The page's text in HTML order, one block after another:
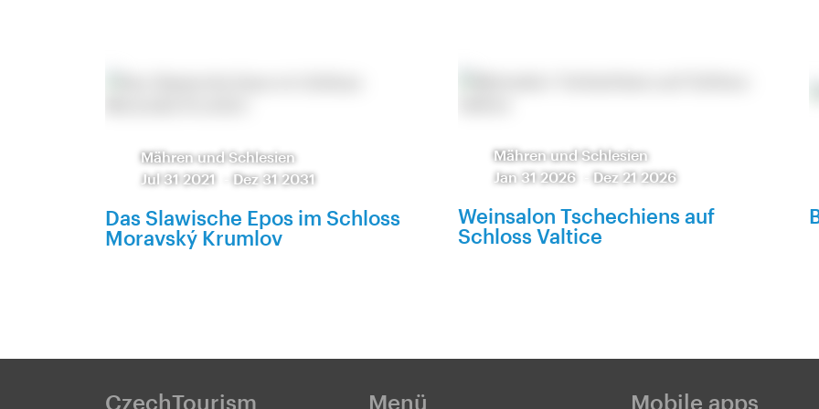
Mähren und Schlesien
Jul 31 2021
-Dez 31 2031
Das Slawische Epos im Schloss
Moravský Krumlov
Mähren und Schlesien
Jan 31 2026
-Dez 21 2026
Weinsalon Tschechiens auf
Schloss Valtice
CzechTourism Menü Mobile apps